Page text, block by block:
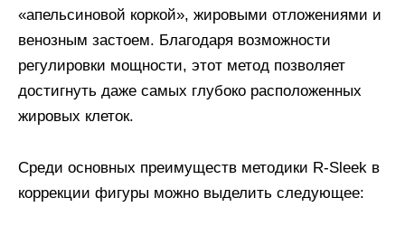
«апельсиновой коркой», жировыми отложениями и
венозным застоем. Благодаря возможности
регулировки мощности, этот метод позволяет
достигнуть даже самых глубоко расположенных
жировых клеток.
Среди основных преимуществ методики R-Sleek в
коррекции фигуры можно выделить следующее: